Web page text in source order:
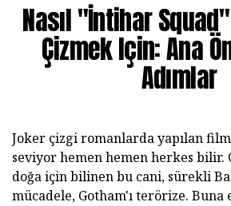
Nasıl "İntihar
Çizmek Için: Ana
Adımlar
Joker çizgi romanlarda yapılan
seviyor hemen hemen herkes bilir.
doğa için bilinen bu cani, sürekli
mücadele, Gotham'ı terörize.